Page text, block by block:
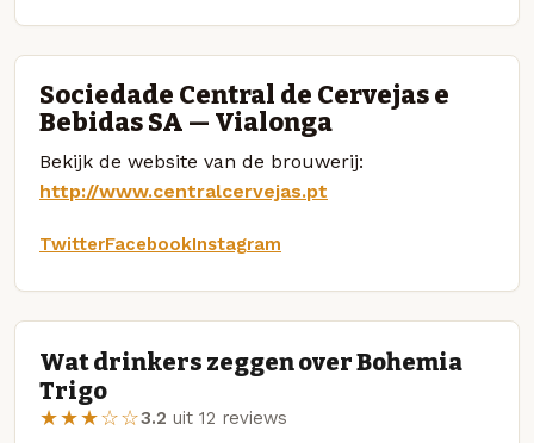
Sociedade Central de Cervejas e
Bebidas SA — Vialonga
Bekijk de website van de brouwerij:
http://www.centralcervejas.pt
TwitterFacebookInstagram
Wat drinkers zeggen over Bohemia
Trigo
★★★☆☆3.2 uit 12 reviews